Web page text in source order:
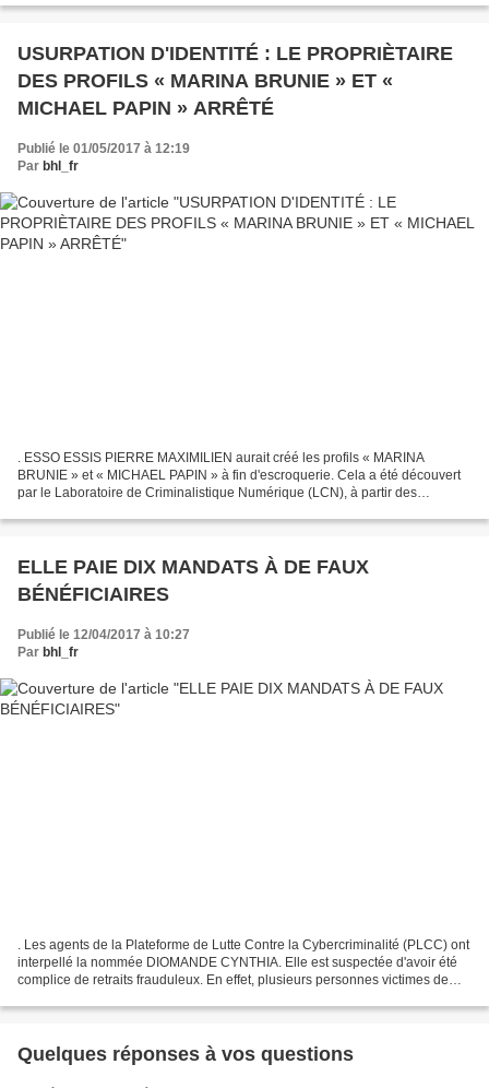
USURPATION D'IDENTITÉ : LE PROPRIÈTAIRE
DES PROFILS « MARINA BRUNIE » ET «
MICHAEL PAPIN » ARRÊTÉ
Publié le 01/05/2017 à 12:19
Par bhl_fr
. ESSO ESSIS PIERRE MAXIMILIEN aurait créé les profils « MARINA
BRUNIE » et « MICHAEL PAPIN » à fin d'escroquerie. Cela a été découvert
par le Laboratoire de Criminalistique Numérique (LCN), à partir des
ELLE PAIE DIX MANDATS À DE FAUX
BÉNÉFICIAIRES
Publié le 12/04/2017 à 10:27
Par bhl_fr
. Les agents de la Plateforme de Lutte Contre la Cybercriminalité (PLCC) ont
interpellé la nommée DIOMANDE CYNTHIA. Elle est suspectée d'avoir été
complice de retraits frauduleux. En effet, plusieurs personnes victimes de
Quelques réponses à vos questions